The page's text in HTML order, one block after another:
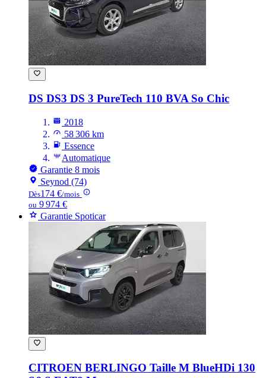
DS DS3 DS 3 PureTech 110 BVA So Chic
2018
58 306 km
Essence
Automatique
Garantie 8 mois
Seynod (74)
Dès174 €/mois
ou 9 974 €
Garantie Spoticar
CITROEN BERLINGO Taille M BlueHDi 130